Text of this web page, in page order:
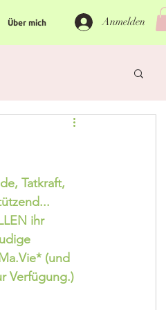
Über mich Anmelden
Tatkraft,
ihr
(und
Verfügung.)